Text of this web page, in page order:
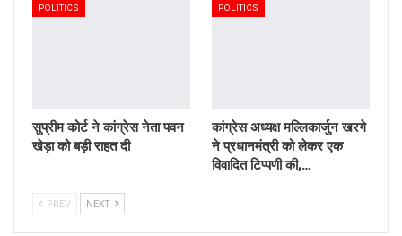
POLITICS
सुप्रीम कोर्ट ने कांग्रेस नेता पवन
खेड़ा को बड़ी राहत दी
POLITICS
कांग्रेस अध्यक्ष मल्लिकार्जुन खरगे
ने प्रधानमंत्री को लेकर एक
विवादित टिप्पणी की,…
PREV NEXT